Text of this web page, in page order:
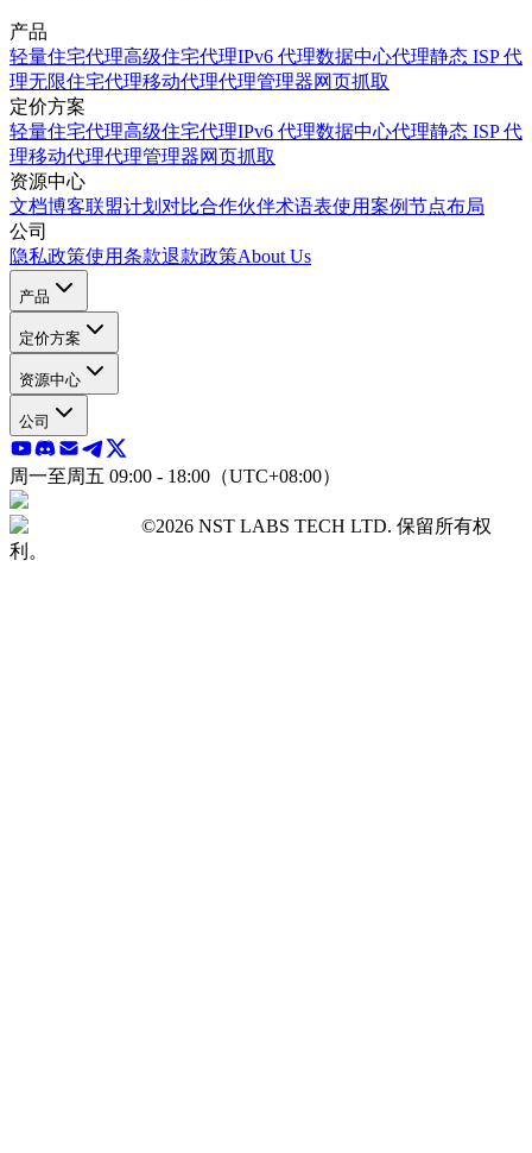
产品
轻量住宅代理高级住宅代理IPv6 代理数据中心代理静态 ISP 代
理无限住宅代理移动代理代理管理器网页抓取
定价方案
轻量住宅代理高级住宅代理IPv6 代理数据中心代理静态 ISP 代
理移动代理代理管理器网页抓取
资源中心
文档博客联盟计划 对比合作伙伴术语表使用案例节点布局
公司
隐私政策使用条款退款政策About Us
产品
定价方案
资源中心
公司
周一至周五 09:00 - 18:00（UTC+08:00）
©2026 NST LABS TECH LTD. 保留所有权
利。